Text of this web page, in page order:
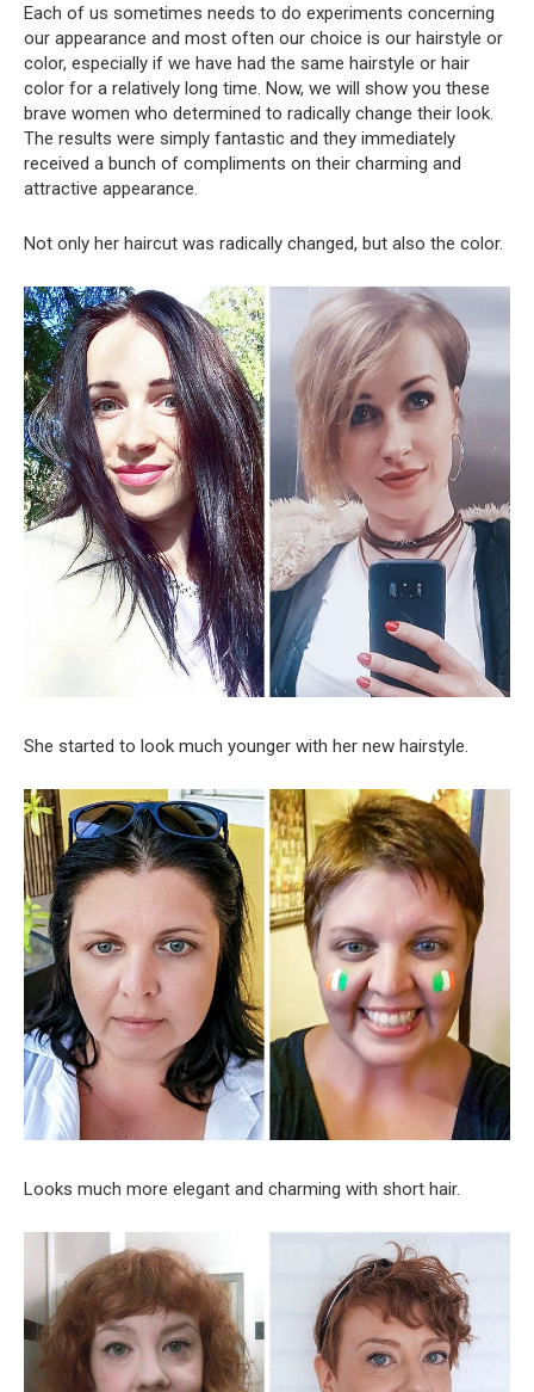
Each of us sometimes needs to do experiments concerning
our appearance and most often our choice is our hairstyle or
color, especially if we have had the same hairstyle or hair
color for a relatively long time. Now, we will show you these
brave women who determined to radically change their look.
The results were simply fantastic and they immediately
received a bunch of compliments on their charming and
attractive appearance.
Not only her haircut was radically changed, but also the color.
She started to look much younger with her new hairstyle.
Looks much more elegant and charming with short hair.